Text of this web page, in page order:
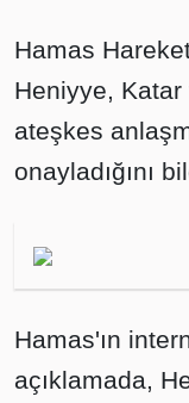
Hamas
Heniyye, Katar
ateşkes
onayladığını
Hamas'ın
açıklamada,